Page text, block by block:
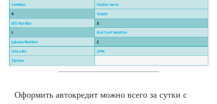
Оформить автокредит можно всего за сутки с